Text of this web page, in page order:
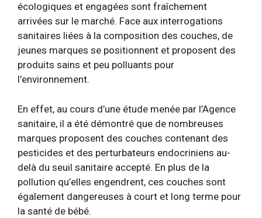
écologiques et engagées sont fraîchement
arrivées sur le marché. Face aux interrogations
sanitaires liées à la composition des couches, de
jeunes marques se positionnent et proposent des
produits sains et peu polluants pour
l’environnement.
En effet, au cours d’une étude menée par l’Agence
sanitaire, il a été démontré que de nombreuses
marques proposent des couches contenant des
pesticides et des perturbateurs endocriniens au-
delà du seuil sanitaire accepté. En plus de la
pollution qu’elles engendrent, ces couches sont
également dangereuses à court et long terme pour
la santé de bébé.